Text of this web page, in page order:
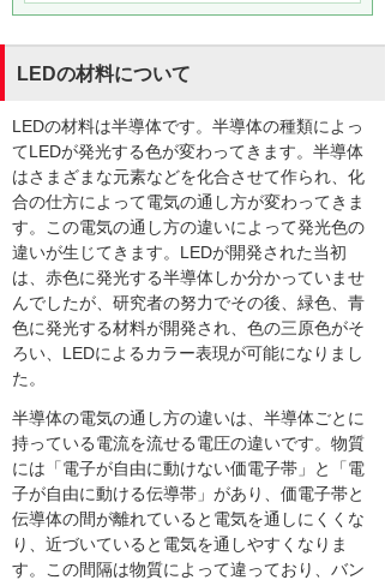
LEDの材料について
LEDの材料は半導体です。半導体の種類によっ
てLEDが発光する色が変わってきます。半導体
はさまざまな元素などを化合させて作られ、化
合の仕方によって電気の通し方が変わってきま
す。この電気の通し方の違いによって発光色の
違いが生じてきます。LEDが開発された当初
は、赤色に発光する半導体しか分かっていませ
んでしたが、研究者の努力でその後、緑色、青
色に発光する材料が開発され、色の三原色がそ
ろい、LEDによるカラー表現が可能になりまし
た。
半導体の電気の通し方の違いは、半導体ごとに
持っている電流を流せる電圧の違いです。物質
には「電子が自由に動けない価電子帯」と「電
子が自由に動ける伝導帯」があり、価電子帯と
伝導体の間が離れていると電気を通しにくくな
り、近づいていると電気を通しやすくなりま
す。この間隔は物質によって違っており、バン